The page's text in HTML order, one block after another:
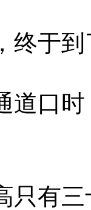
于到
口时
有三